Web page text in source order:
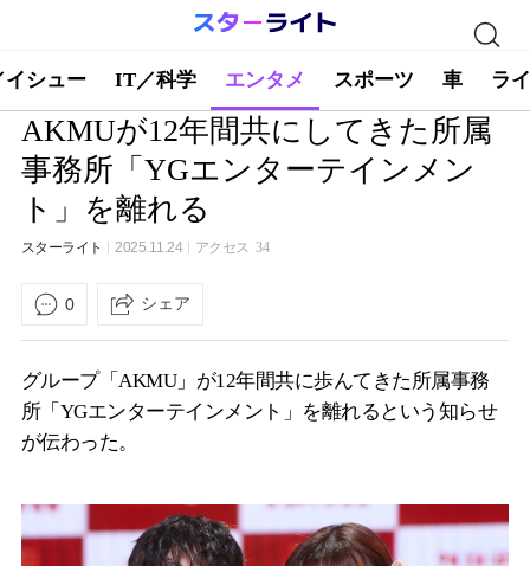
イシュー IT／科学 エンタメ スポーツ 車 ラ
AKMUが12年間共にしてきた所属
事務所「YGエンターテインメン
ト」を離れる
スターライト 2025.11.24 アクセス 34
0 シェア
グループ「AKMU」が12年間共に歩んてきた所属事務
所「YGエンターテインメント」を離れるという知らせ
が伝わった。